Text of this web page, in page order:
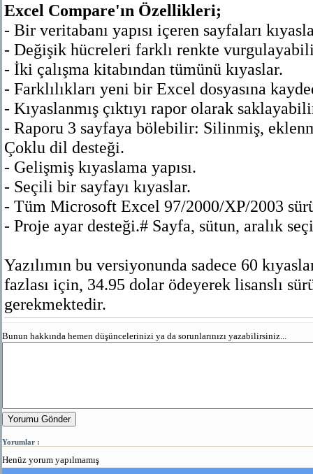
Excel Compare'ın Özellikleri;
- Bir veritabanı yapısı içeren sayfaları
- Değişik hücreleri farklı renkte
- İki çalışma kitabından tümünü kıyaslar.
- Farklılıkları yeni bir Excel dosyasına
- Kıyaslanmış çıktıyı rapor olarak
- Raporu 3 sayfaya bölebilir: Silinmiş,
Çoklu dil desteği.
- Gelişmiş kıyaslama yapısı.
- Seçili bir sayfayı kıyaslar.
- Tüm Microsoft Excel 97/2000/XP/2003
- Proje ayar desteği.# Sayfa, sütun, aralık
Yazılımın bu versiyonunda sadece 60
fazlası için, 34.95 dolar ödeyerek lisanslı
gerekmektedir.
Bunun hakkında hemen düşüncelerinizi ya da sorunlarınızı yazabilirsiniz...
Yorumu Gönder
Yorumlar :
Henüz yorum yapılmamış